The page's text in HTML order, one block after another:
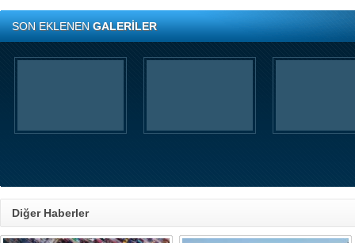
SON EKLENENGALERİLER
Diğer Haberler